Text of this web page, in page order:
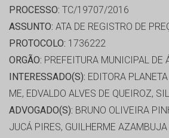
PROCESSO: TC/19707/2016
ASSUNTO: ATA DE REGISTRO DE
PROTOCOLO: 1736222
ORGÃO: PREFEITURA MUNICIPAL DE
INTERESSADO(S): EDITORA
ME, EDVALDO ALVES DE QUEIROZ,
ADVOGADO(S): BRUNO OLIVEIRA
JUCÁ PIRES, GUILHERME AZAMBUJA